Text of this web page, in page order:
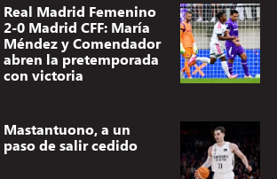
Real Madrid Femenino
2-0 Madrid CFF: María
Méndez y Comendador
abren la pretemporada
con victoria
Mastantuono, a un
paso de salir cedido